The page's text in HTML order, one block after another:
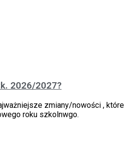
2026/2027?
zmiany/nowości , które
roku szkolnwgo.